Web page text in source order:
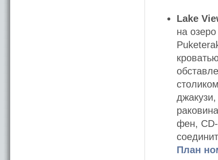
Lake
на
фен,
План